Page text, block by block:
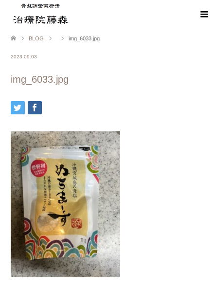
BLOG img_6033.jpg
2023.09.03
img_6033.jpg